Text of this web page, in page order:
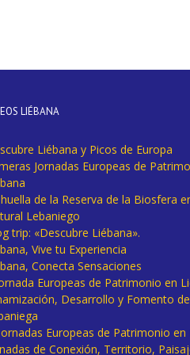
LIÉBANA
Liébana y Picos de Europa
Jornadas Europeas de
de la Reserva de la Biosfera
Lebaniego
trip: «Descubre Liébana».
Vive tu Experiencia
Conecta Sensaciones
Europeas de Patrimonio en
Desarrollo y Fomento
Europeas de Patrimonio en
de Conexión, Territorio,